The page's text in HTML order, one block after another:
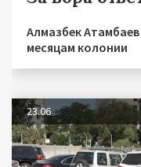
Алмазбек
месяцам колонии
23.06